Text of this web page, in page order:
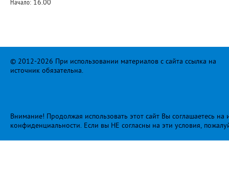
Начало: 16.00
© 2012-2026 При использовании материалов с сайта ссылка на
источник обязательна.
Внимание! Продолжая использовать этот сайт Вы соглашаетесь
конфиденциальности. Если вы НЕ согласны на эти условия,